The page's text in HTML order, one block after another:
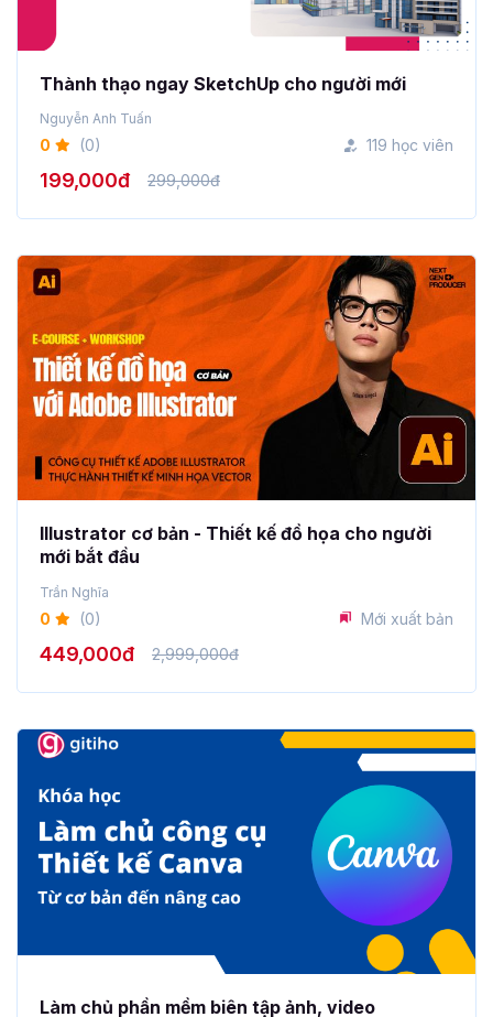
Thành thạo ngay SketchUp cho người mới
Nguyễn Anh Tuấn
0 (0) 119 học viên
199,000đ 299,000đ
Illustrator cơ bản - Thiết kế đồ họa cho người
mới bắt đầu
Trần Nghĩa
0 (0) Mới xuất bản
449,000đ 2,999,000đ
Làm chủ phần mềm biên tập ảnh, video